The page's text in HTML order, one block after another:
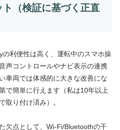
（検証に基づく正直
の利便性は高く、運転中のスマホ操
声コントロールやナビ表示の連携
車両では体感的に大きな改善にな
で簡単に行えます（私は10年以上
取り付け済み）。
欠点として、Wi‑Fi/Bluetoothの干